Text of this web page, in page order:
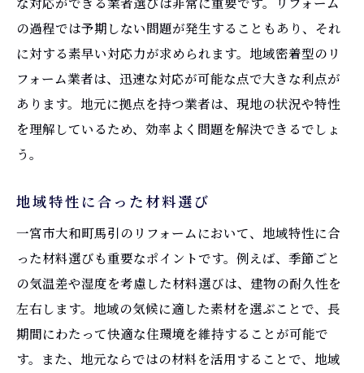
の過程では予期しない問題が発生することもあり、それ
に対する素早い対応力が求められます。地域密着型のリ
フォーム業者は、迅速な対応が可能な点で大きな利点が
あります。地元に拠点を持つ業者は、現地の状況や特性
を理解しているため、効率よく問題を解決できるでしょ
う。
地域特性に合った材料選び
一宮市大和町馬引のリフォームにおいて、地域特性に合
った材料選びも重要なポイントです。例えば、季節ごと
の気温差や湿度を考慮した材料選びは、建物の耐久性を
左右します。地域の気候に適した素材を選ぶことで、長
期間にわたって快適な住環境を維持することが可能で
す。また、地元ならではの材料を活用することで、地域